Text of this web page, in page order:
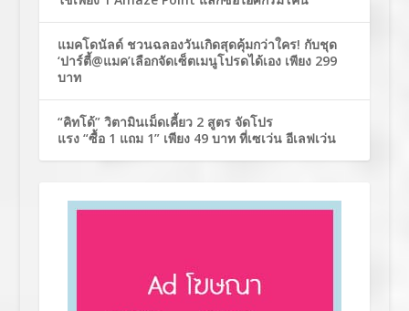
แมคโดนัลด์ ชวนฉลองวันเกิดสุดคุ้มกว่าใคร! กับชุด
‘ปาร์ตี้@แมค’เลือกจัดเซ็ตเมนูโปรดได้เอง เพียง 299
บาท
“คิทโด้” วิตามินเม็ดเคี้ยว 2 สูตร จัดโปร
แรง “ซื้อ 1 แถม 1” เพียง 49 บาท ที่เซเว่น อีเลฟเว่น